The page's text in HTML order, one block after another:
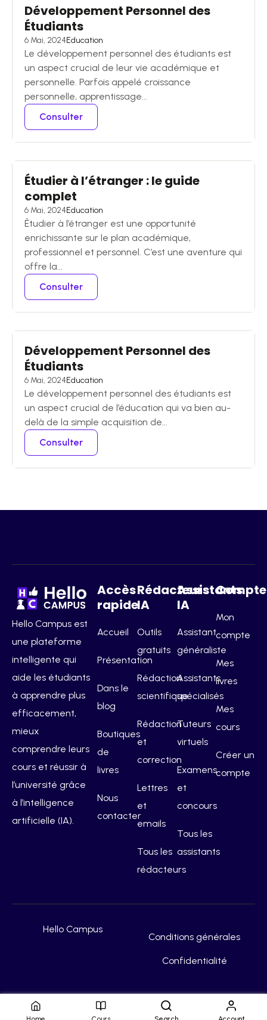
Développement Personnel des
Étudiants
6 Mai, 2024Education
Le développement personnel des étudiants est
un aspect crucial de leur vie académique et
personnelle. Parfois appelé croissance
personnelle, apprentissage...
Consulter
Étudier à l’étranger : le guide
complet
6 Mai, 2024Education
Êtudier à l’étranger est une opportunité
enrichissante sur le plan académique,
professionnel et personnel. C’est une aventure qui
offre la...
Consulter
Développement Personnel des
Étudiants
6 Mai, 2024Education
Le développement personnel des étudiants est
un aspect crucial de l’éducation qui va bien au-
delà de la simple acquisition de...
Consulter
Hello Campus est
une plateforme
intelligente qui
aide les étudiants
à apprendre plus
efficacement,
mieux
comprendre leurs
cours et réussir à
l’université grâce
à l’intelligence
artificielle (IA).
Accès
rapide
Accueil
Présentation
Dans le
blog
Boutiques
de
livres
Nous
contacter
Rédacteurs
IA
Outils
gratuits
Rédaction
scientifique
Rédaction
et
correction
Lettres
et
emails
Tous les
rédacteurs
Assistants
IA
Assistant
généraliste
Assistants
spécialisés
Tuteurs
virtuels
Examens
et
concours
Tous les
assistants
Compte
Mon
compte
Mes
livres
Mes
cours
Créer un
compte
Hello Campus
Conditions générales
Confidentialité